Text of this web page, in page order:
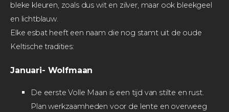
bleke kleuren, zoals dus wit en zilver, maar ook bleekgeel
en lichtblauw.
Elke esbat heeft een naam die nog stamt uit de oude
Keltische tradities:
Januari- Wolfmaan
De eerste Volle Maan is een tijd van stilte en rust.
Plan werkzaamheden voor de lente en overweeg